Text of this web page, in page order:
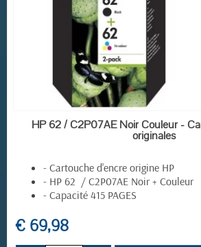
EN STOCK
HP 62 / C2P07AE Noir Couleur -
originales
- Cartouche d'encre origine HP
- HP 62 / C2P07AE Noir + Couleur
- Capacité 415 PAGES
€ 69,98